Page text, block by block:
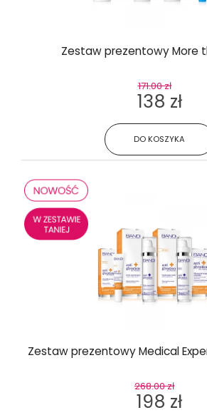
Zestaw prezentowy More
DO KOSZYKA
171.00 zł
138 zł
Zestaw prezentowy Medical
268.00 zł
198 zł